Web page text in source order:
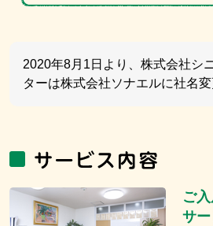
2020年8月1日より、株式会社シ
ターは株式会社ソナエルに社名
ご
サ